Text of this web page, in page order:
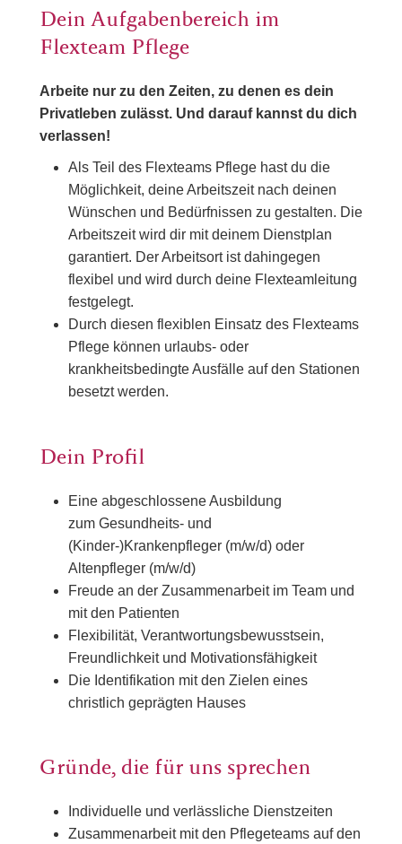
Dein Aufgabenbereich im
Flexteam Pflege
Arbeite nur zu den Zeiten, zu denen es dein
Privatleben zulässt. Und darauf kannst du dich
verlassen!
Als Teil des Flexteams Pflege hast du die
Möglichkeit, deine Arbeitszeit nach deinen
Wünschen und Bedürfnissen zu gestalten. Die
Arbeitszeit wird dir mit deinem Dienstplan
garantiert. Der Arbeitsort ist dahingegen
flexibel und wird durch deine Flexteamleitung
festgelegt.
Durch diesen flexiblen Einsatz des Flexteams
Pflege können urlaubs- oder
krankheitsbedingte Ausfälle auf den Stationen
besetzt werden.
Dein Profil
Eine abgeschlossene Ausbildung
zum Gesundheits- und
(Kinder-)Krankenpfleger (m/w/d) oder
Altenpfleger (m/w/d)
Freude an der Zusammenarbeit im Team und
mit den Patienten
Flexibilität, Verantwortungsbewusstsein,
Freundlichkeit und Motivationsfähigkeit
Die Identifikation mit den Zielen eines
christlich geprägten Hauses
Gründe, die für uns sprechen
Individuelle und verlässliche Dienstzeiten
Zusammenarbeit mit den Pflegeteams auf den